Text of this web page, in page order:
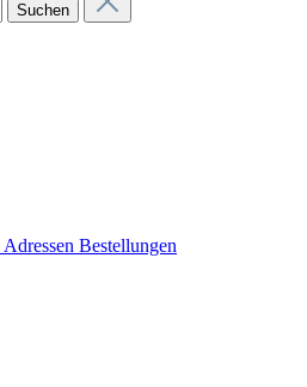
Suchen
Adressen Bestellungen